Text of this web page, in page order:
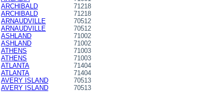
ARCHIBALD
71218
ARCHIBALD
71218
ARNAUDVILLE
70512
ARNAUDVILLE
70512
ASHLAND
71002
ASHLAND
71002
ATHENS
71003
ATHENS
71003
ATLANTA
71404
ATLANTA
71404
AVERY ISLAND
70513
AVERY ISLAND
70513